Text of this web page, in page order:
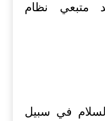
متبعي نظام
في سبيل